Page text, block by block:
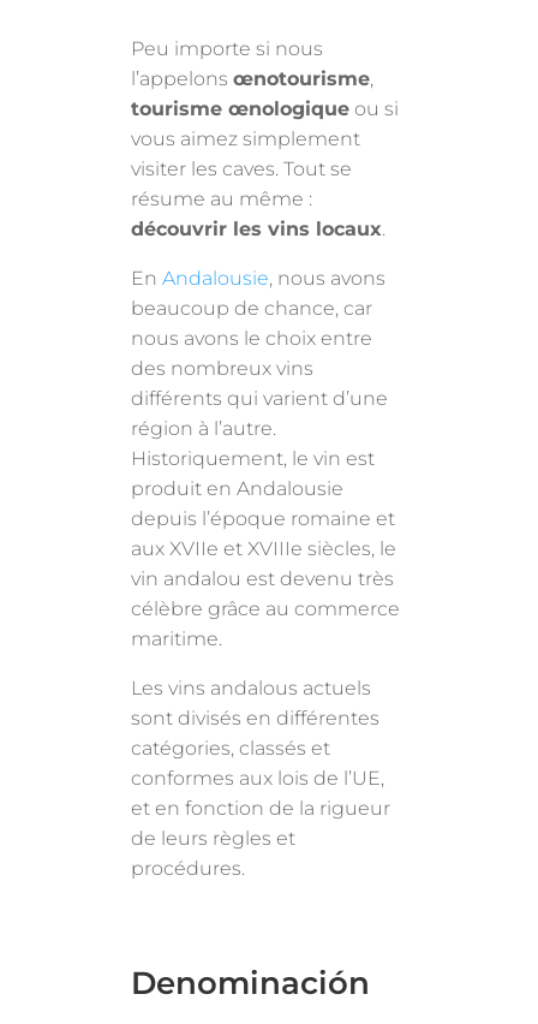
Peu importe si nous
l’appelonsœnotourisme,
tourisme œnologique ou si
vous aimez simplement
visiter les caves. Tout se
résume au même :
découvrir les vins locaux.
EnAndalousie, nous avons
beaucoup de chance, car
nous avons le choix entre
des nombreux vins
différents qui varient d’une
région à l’autre.
Historiquement, le vin est
produit en Andalousie
depuis l’époque romaine et
aux XVIIe et XVIIIe siècles, le
vin andalou est devenu très
célèbre grâce au commerce
maritime.
Les vins andalous actuels
sont divisés en différentes
catégories, classés et
conformes aux lois de l’UE,
et en fonction de la rigueur
de leurs règles et
procédures.
Denominación